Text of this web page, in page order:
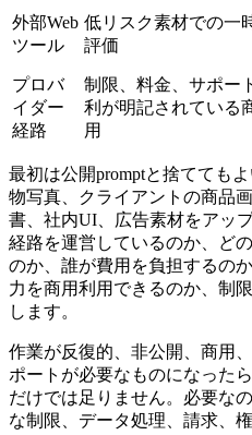
外部Web
ツール
低リスク素材での一
評価
プロバ
イダー
経路
制限、料金、サポー
利が明記されている
用
最初は公開promptと捨てても
物写真、クライアントの商品
書、社内UI、広告素材をアッ
経路を運営しているのか、ど
のか、誰が費用を負担するの
力を商用利用できるのか、制
します。
作業が反復的、非公開、商用
ポートが必要なものになった
だけでは足りません。必要な
な制限、データ処理、請求、